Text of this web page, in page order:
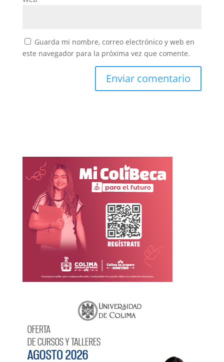
Guarda mi nombre, correo electrónico y web en
este navegador para la próxima vez que comente.